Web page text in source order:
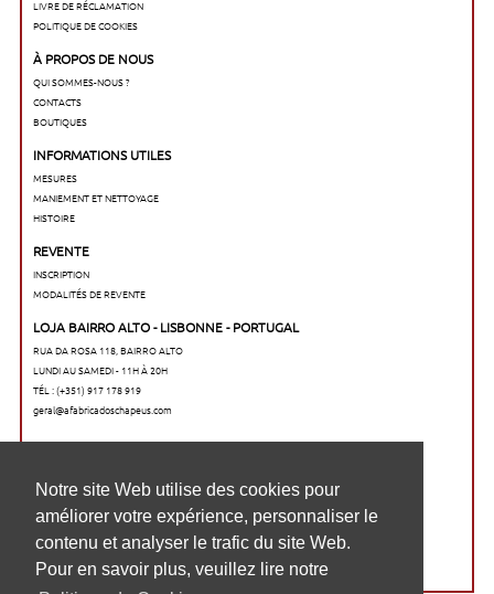
O nosso website utiliza cookies para
melhorar a sua experiência de navegação,
personalizar conteúdos e analisar o tráfego
no website. Para saber mais, consulte a
Notre site Web utilise des cookies pour
améliorer votre expérience, personnaliser le
contenu et analyser le trafic du site Web.
Pour en savoir plus, veuillez lire notre
LIVRE DE RÉCLAMATION
POLITIQUE DE COOKIES
À PROPOS DE NOUS
QUI SOMMES-NOUS ?
CONTACTS
BOUTIQUES
INFORMATIONS UTILES
MESURES
MANIEMENT ET NETTOYAGE
HISTOIRE
REVENTE
INSCRIPTION
MODALITÉS DE REVENTE
LOJA BAIRRO ALTO - LISBONNE - PORTUGAL
RUA DA ROSA 118, BAIRRO ALTO
LUNDI AU SAMEDI - 11H À 20H
TÉL : (+351) 917 178 919
geral@afabricadoschapeus.com